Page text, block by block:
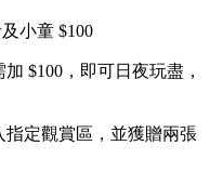
小童 $100
加 $100，即可日夜玩盡，
指定觀賞區，並獲贈兩張